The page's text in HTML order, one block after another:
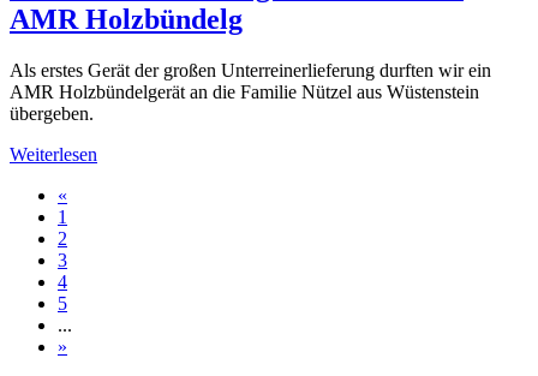
AMR Holzbündelg
Als erstes Gerät der großen Unterreinerlieferung durften wir ein
AMR Holzbündelgerät an die Familie Nützel aus Wüstenstein
übergeben.
Weiterlesen
«
1
2
3
4
5
...
»